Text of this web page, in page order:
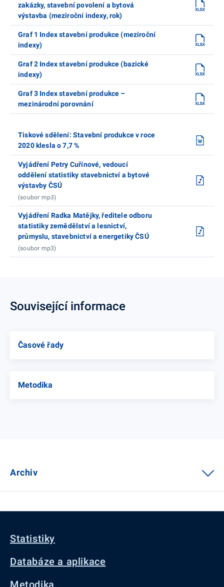
zakázky, stavební povolení a bytová
výstavba (meziroční indexy, rok)
Graf 1 Index stavební produkce (meziroční
indexy)
Graf 2 Index stavební produkce (bazické
indexy)
Graf 3 Index stavební produkce –
mezinárodní porovnání
Tiskové sdělení: Stavební produkce v roce
2020 klesla o 7,7 %
Vyjádření Petry Cuřínové, vedoucí
oddělení statistiky stavebnictví a bytové
výstavby ČSÚ
(soubor mp3)
Vyjádření Radka Matějky, ředitele odboru
statistiky zemědělství a lesnictví,
průmyslu, stavebnictví a energetiky ČSÚ
(soubor mp3)
Související informace
Časové řady
Metodika
Archiv
Statistiky
Databáze a aplikace
Metodika